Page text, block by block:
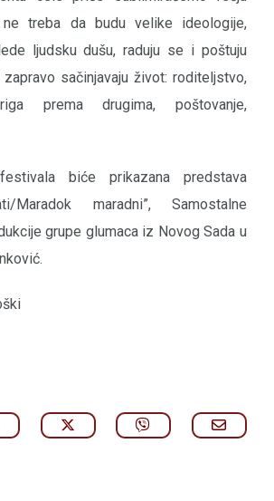
ne treba da budu velike ideologije,
ljudsku dušu, raduju se i poštuju
sačinjavaju život: roditeljstvo,
prema drugima, poštovanje,
biće prikazana predstava
Maradok maradni”, Samostalne
grupe glumaca iz Novog Sada u